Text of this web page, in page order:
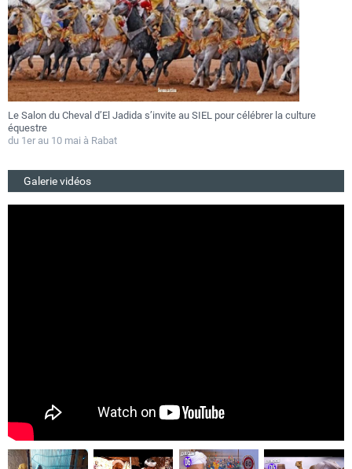
Le Salon du Cheval d’El Jadida s’invite au SIEL pour célébrer la culture
équestre
du 1er au 10 mai à Rabat
Galerie vidéos